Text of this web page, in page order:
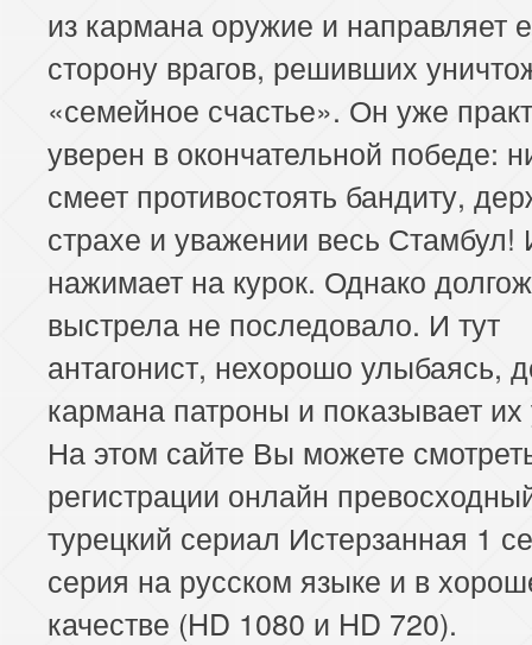
153 серия
154 серия 155 серия
157 серия
158 серия 159 серия
161 серия
162 серия 163 серия
165 серия
166 серия 167 серия
169 серия
170 серия 171 серия
173 серия
174 серия 175 серия
177 серия
178 серия 179 серия
181 серия
182 серия 183 серия
185 серия
186 серия 187 серия
189 серия
190 серия 191 серия
из кармана оружие и направляет
сторону врагов, решивших
«семейное счастье». Он уже
уверен в окончательной победе:
смеет противостоять бандиту,
страхе и уважении весь Стамбул!
нажимает на курок. Однако
выстрела не последовало. И тут
антагонист, нехорошо улыбаясь,
кармана патроны и показывает
На этом сайте Вы можете
регистрации онлайн
турецкий сериал Истерзанная 1
серия на русском языке и в
качестве (HD 1080 и HD 720).